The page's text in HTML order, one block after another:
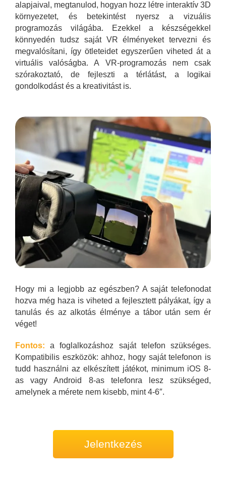
alapjaival, megtanulod, hogyan hozz létre interaktív 3D
környezetet, és betekintést nyersz a vizuális
programozás világába. Ezekkel a készségekkel
könnyedén tudsz saját VR élményeket tervezni és
megvalósítani, így ötleteidet egyszerűen viheted át a
virtuális valóságba. A VR-programozás nem csak
szórakoztató, de fejleszti a térlátást, a logikai
gondolkodást és a kreativitást is.
Hogy mi a legjobb az egészben? A saját telefonodat
hozva még haza is viheted a fejlesztett pályákat, így a
tanulás és az alkotás élménye a tábor után sem ér
véget!
Fontos:a foglalkozáshoz saját telefon szükséges.
Kompatibilis eszközök: ahhoz, hogy saját telefonon is
tudd használni az elkészített játékot, minimum iOS 8-
as vagy Android 8-as telefonra lesz szükséged,
amelynek a mérete nem kisebb, mint 4-6″.
Jelentkezés